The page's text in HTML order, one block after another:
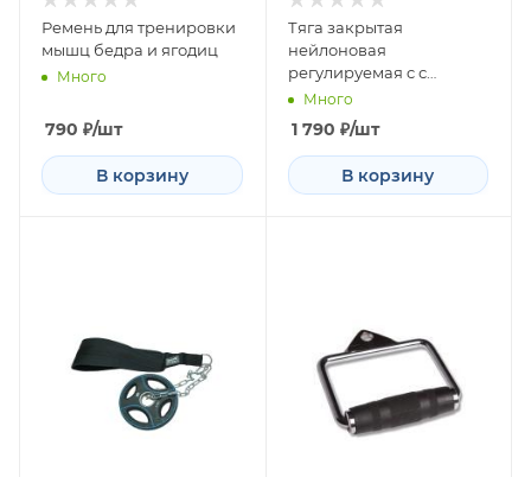
Ремень для тренировки
мышц бедра и ягодиц
Много
790 ₽/шт
В корзину
Тяга закрытая
нейлоновая
регулируемая c с
алюминиевой
рукояткой 15 см
Много
1 790 ₽/шт
В корзину